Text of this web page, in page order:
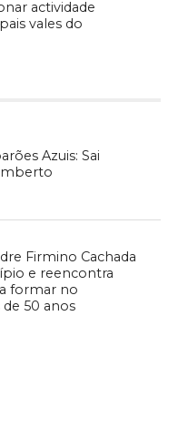
actividade
vales do
Azuis: Sai
Firmino Cachada
e reencontra
formar no
50 anos